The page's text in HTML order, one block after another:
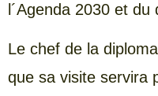
l´Agenda 2030 et
Le chef de la
que sa visite servira